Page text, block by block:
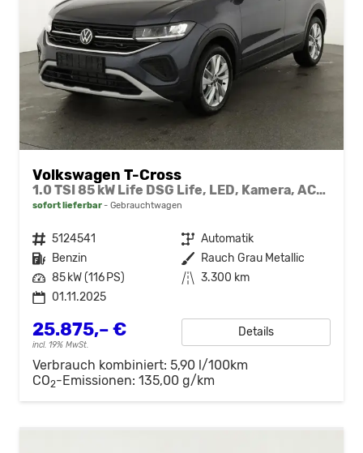
Volkswagen T-Cross
1.0 TSI 85 kW Life DSG Life, LED, Kamera, ACC, Side, Winter, 17-Zoll, 3-J. Garantie
sofort lieferbar Gebrauchtwagen
Fahrzeugnr. 5124541 Getriebe Automatik
Kraftstoff Benzin Außenfarbe Rauch Grau Metallic
Leistung 85 kW (116 PS) Kilometerstand 3.300 km
01.11.2025
25.875,– €
incl. 19% MwSt.
Details
Verbrauch kombiniert: 5,90 l/100km
CO2-Emissionen: 135,00 g/km